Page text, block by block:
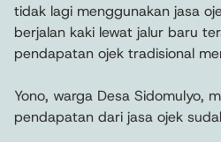
tidak lagi menggunakan jasa
berjalan kaki lewat jalur baru
pendapatan ojek tradisional
Yono, warga Desa Sidomulyo,
pendapatan dari jasa ojek